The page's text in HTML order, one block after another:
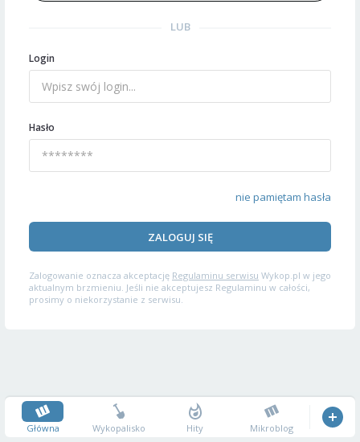
LUB
Login
Hasło
nie pamiętam hasła
ZALOGUJ SIĘ
Zalogowanie oznacza akceptację Regulaminu serwisu Wykop.pl w jego
aktualnym brzmieniu. Jeśli nie akceptujesz Regulaminu w całości,
prosimy o niekorzystanie z serwisu.
Główna Wykopalisko Hity Mikroblog